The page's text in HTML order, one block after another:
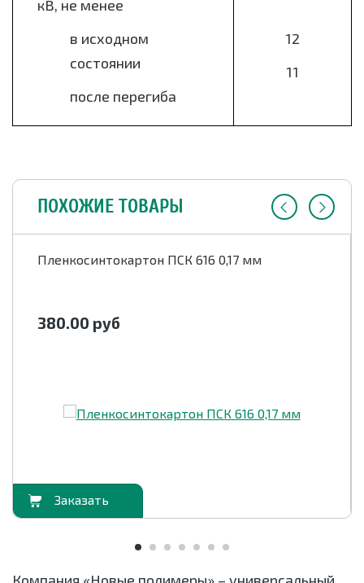
кВ, не менее
в исходном
состоянии
после перегиба
12
11
ПОХОЖИЕ ТОВАРЫ
Пленкосинтокартон ПСК 616 0,17 мм
380.00 руб